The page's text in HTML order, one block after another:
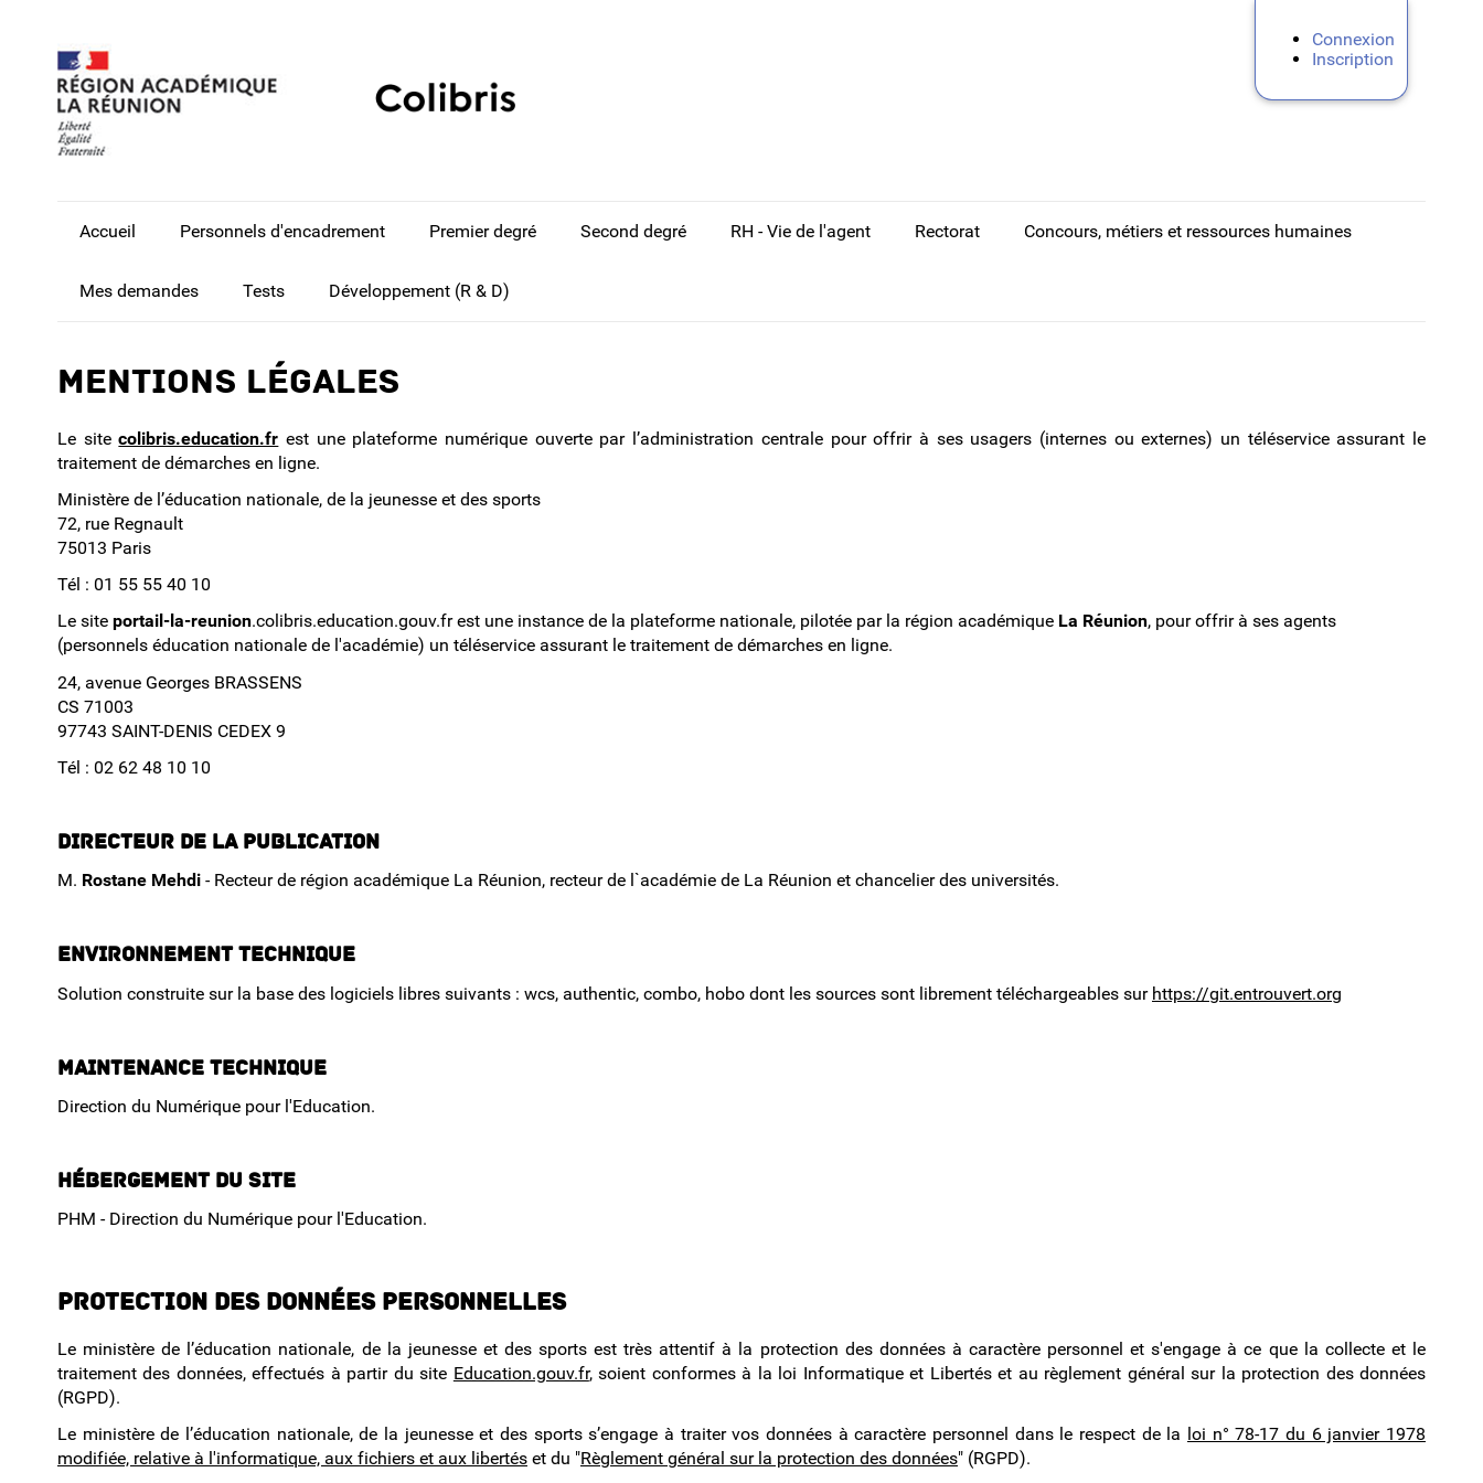
Connexion
Inscription
Accueil Personnels d'encadrement Premier degré Second degré RH - Vie de l'agent Rectorat Concours, métiers et ressources humaines
Mes demandes Tests Développement (R & D)
Mentions légales
Le sitecolibris.education.fr est une plateforme numérique ouverte par l’administration centrale pour offrir à ses usagers (internes ou externes) un téléservice assurant le
traitement de démarches en ligne.
Ministère de l’éducation nationale, de la jeunesse et des sports
72, rue Regnault
75013 Paris
Tél : 01 55 55 40 10
Le site portail-la-reunion.colibris.education.gouv.fr est une instance de la plateforme nationale, pilotée par la région académique La Réunion, pour offrir à ses agents
(personnels éducation nationale de l'académie) un téléservice assurant le traitement de démarches en ligne.
24, avenue Georges BRASSENS
CS 71003
97743 SAINT-DENIS CEDEX 9
Tél : 02 62 48 10 10
Directeur de la publication
M. Rostane Mehdi - Recteur de région académique La Réunion, recteur de l`académie de La Réunion et chancelier des universités.
Environnement technique
Solution construite sur la base des logiciels libres suivants : wcs, authentic, combo, hobo dont les sources sont librement téléchargeables sur https://git.entrouvert.org
Maintenance technique
Direction du Numérique pour l'Education.
Hébergement du site
PHM - Direction du Numérique pour l'Education.
Protection des données personnelles
Le ministère de l’éducation nationale, de la jeunesse et des sports est très attentif à la protection des données à caractère personnel et s'engage à ce que la collecte et le
traitement des données, effectués à partir du site Education.gouv.fr, soient conformes à la loi Informatique et Libertés et au règlement général sur la protection des données
(RGPD).
Le ministère de l’éducation nationale, de la jeunesse et des sports s’engage à traiter vos données à caractère personnel dans le respect de la loi n° 78-17 du 6 janvier 1978
modifiée, relative à l'informatique, aux fichiers et aux libertés et du "Règlement général sur la protection des données" (RGPD).